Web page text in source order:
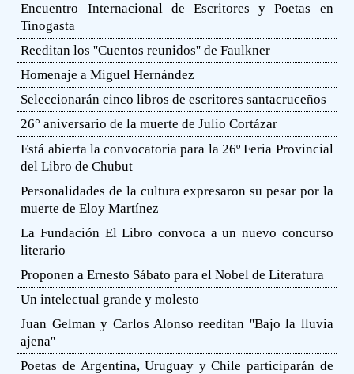
Encuentro Internacional de Escritores y Poetas en
Tinogasta
Reeditan los ''Cuentos reunidos'' de Faulkner
Homenaje a Miguel Hernández
Seleccionarán cinco libros de escritores santacruceños
26° aniversario de la muerte de Julio Cortázar
Está abierta la convocatoria para la 26º Feria Provincial
del Libro de Chubut
Personalidades de la cultura expresaron su pesar por la
muerte de Eloy Martínez
La Fundación El Libro convoca a un nuevo concurso
literario
Proponen a Ernesto Sábato para el Nobel de Literatura
Un intelectual grande y molesto
Juan Gelman y Carlos Alonso reeditan ''Bajo la lluvia
ajena''
Poetas de Argentina, Uruguay y Chile participarán de